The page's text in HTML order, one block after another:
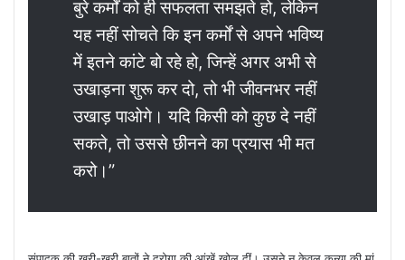
बुरे कर्मों को ही सफलता समझते हो, लेकिन
यह नहीं सोचते कि इन कर्मों से अपने भविष्य
में इतने कांटे बो रहे हो, जिन्हें अगर अभी से
उखाड़ना शुरू कर दो, तो भी जीवनभर नहीं
उखाड़ पाओगे। यदि किसी को कुछ दे नहीं
सकते, तो उससे छीनने का प्रयास भी मत
करो।”